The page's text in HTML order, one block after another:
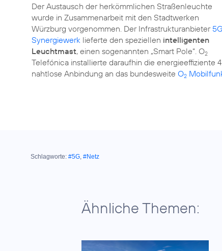
Der Austausch der herkömmlichen Straßenleuchte
wurde in Zusammenarbeit mit den Stadtwerken
Würzburg vorgenommen. Der Infrastrukturanbieter
Synergiewerk lieferte den speziellen intelligenten
Leuchtmast, einen sogenannten „Smart Pole“. O2
Telefónica installierte daraufhin die
nahtlose Anbindung an das bundesweite O2
Schlagworte: #5G, #Netz
Ähnliche Themen: